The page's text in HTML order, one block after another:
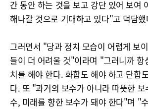
간 동안 하는 것을 보고 강단 있어 보여
해나갈 것으로 기대하고 있다"고 덕담
그러면서 "당과 정치 모습이 어렵게 보
들이 더 어려울 것"이라며 "그러니까 항
치를 해야 한다. 화합도 해야 하고 단합
다. 또 "과거의 보수가 아니라 따뜻한
수, 미래를 향한 보수가 돼야 한다"며 "